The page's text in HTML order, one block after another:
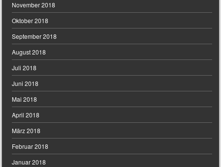
November 2018
Oktober 2018
September 2018
August 2018
Juli 2018
Juni 2018
Mai 2018
April 2018
März 2018
Februar 2018
Januar 2018